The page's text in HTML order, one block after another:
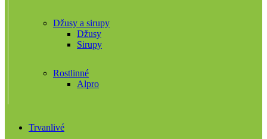
Džusy a sirupy
Džusy
Sirupy
Rostlinné
Alpro
Trvanlivé